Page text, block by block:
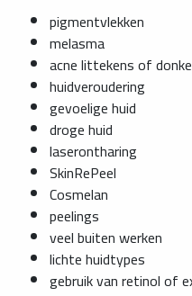
pigmentvlekken
melasma
acne littekens of
huidveroudering
gevoelige huid
droge huid
laserontharing
SkinRePeel
Cosmelan
peelings
veel buiten werken
lichte huidtypes
gebruik van retinol of